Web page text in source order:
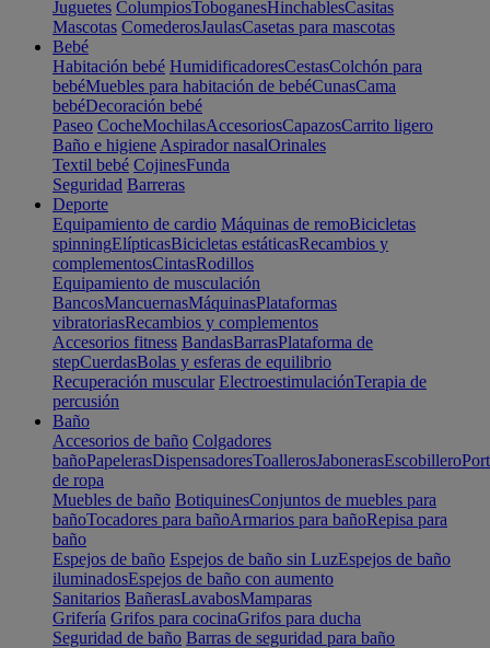
Juguetes ColumpiosToboganesHinchablesCasitas
Mascotas ComederosJaulasCasetas para mascotas
Bebé
Habitación bebé HumidificadoresCestasColchón para
bebéMuebles para habitación de bebéCunasCama
bebéDecoración bebé
Paseo CocheMochilasAccesoriosCapazosCarrito ligero
Baño e higiene Aspirador nasalOrinales
Textil bebé CojinesFunda
Seguridad Barreras
Deporte
Equipamiento de cardio Máquinas de remoBicicletas
spinningElípticasBicicletas estáticasRecambios y
complementosCintasRodillos
Equipamiento de musculación
BancosMancuernasMáquinasPlataformas
vibratoriasRecambios y complementos
Accesorios fitness BandasBarrasPlataforma de
stepCuerdasBolas y esferas de equilibrio
Recuperación muscular ElectroestimulaciónTerapia de
percusión
Baño
Accesorios de baño Colgadores
bañoPapelerasDispensadoresToallerosJabonerasEscobillero
de ropa
Muebles de baño BotiquinesConjuntos de muebles para
bañoTocadores para bañoArmarios para bañoRepisa para
baño
Espejos de baño Espejos de baño sin LuzEspejos de baño
iluminadosEspejos de baño con aumento
Sanitarios BañerasLavabosMamparas
Grifería Grifos para cocinaGrifos para ducha
Seguridad de baño Barras de seguridad para baño